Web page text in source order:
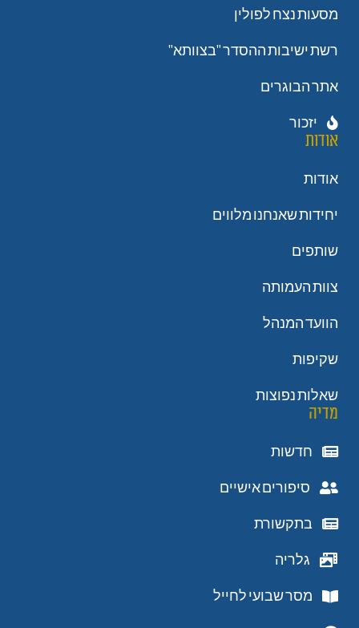
מסעות נצח לפולין
רשת ישיבות ההסדר "בצוותא"
אתר הבוגרים
יזכור
אודות
אודות
יחידות שאנחנו מלווים
שותפים
צוות העמותה
הוועד המנהל
שקיפות
שאלות נפוצות
מדיה
חדשות
סיפורים אישיים
בתקשורת
גלריה
מסר שבועי לחייל